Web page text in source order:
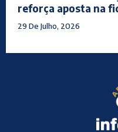
reforça aposta na
29 De Julho, 2026